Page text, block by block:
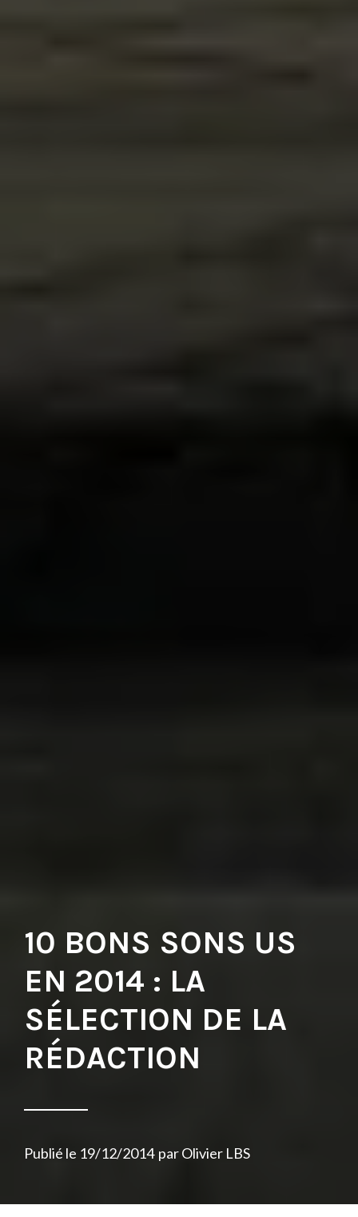
10 BONS SONS US
EN 2014 : LA
SÉLECTION DE LA
RÉDACTION
Publié le 19/12/2014 parOlivier LBS